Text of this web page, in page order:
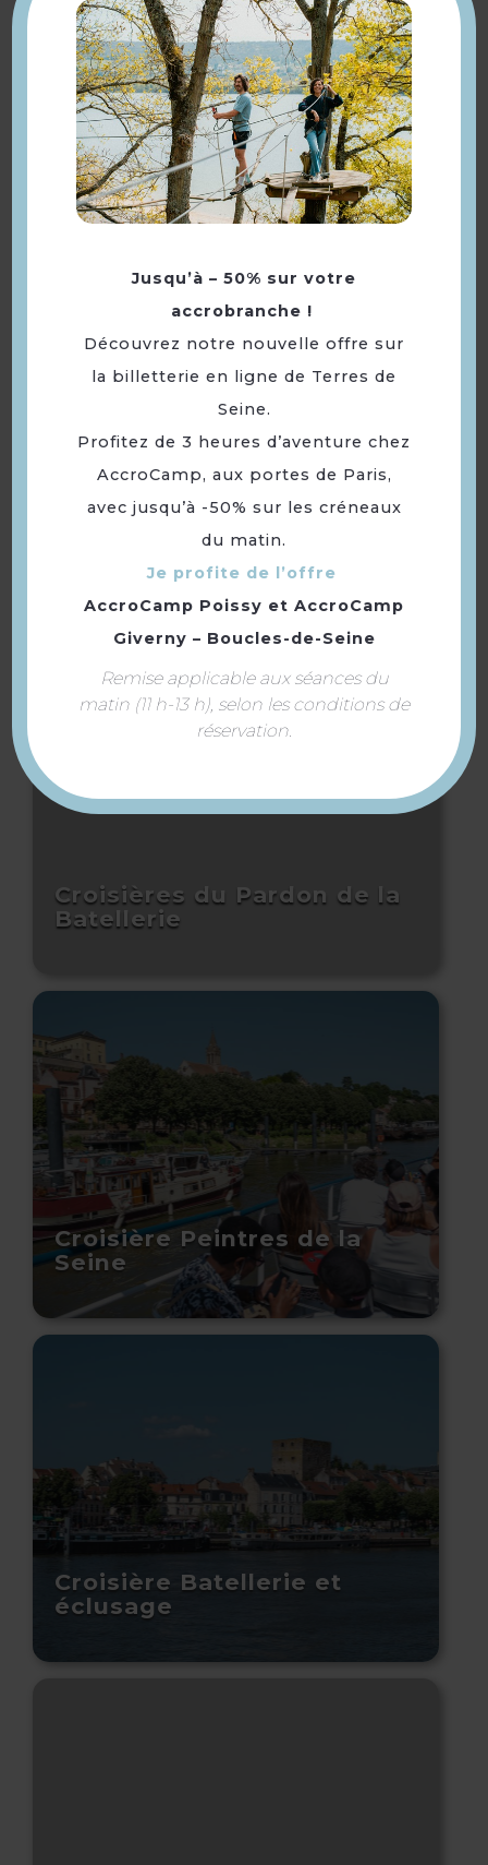
Musée de la Batellerie et
des voies navigables
Restaurant Del Arte
Croisières du Pardon de la
Batellerie
Croisière Peintres de la
Seine
Croisière Batellerie et
éclusage
Jusqu’à – 50% sur votre
accrobranche !
Découvrez notre nouvelle offre sur
la billetterie en ligne de Terres de
Seine.
Profitez de 3 heures d’aventure chez
AccroCamp, aux portes de Paris,
avec jusqu’à -50% sur les créneaux
du matin.
Je profite de l’offre
AccroCamp Poissy et AccroCamp
Giverny – Boucles-de-Seine
Remise applicable aux séances du
matin (11 h-13 h), selon les conditions de
réservation.